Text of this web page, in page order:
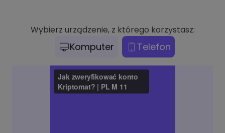
Wybierz urządzenie, z którego korzystasz:
Komputer Telefon